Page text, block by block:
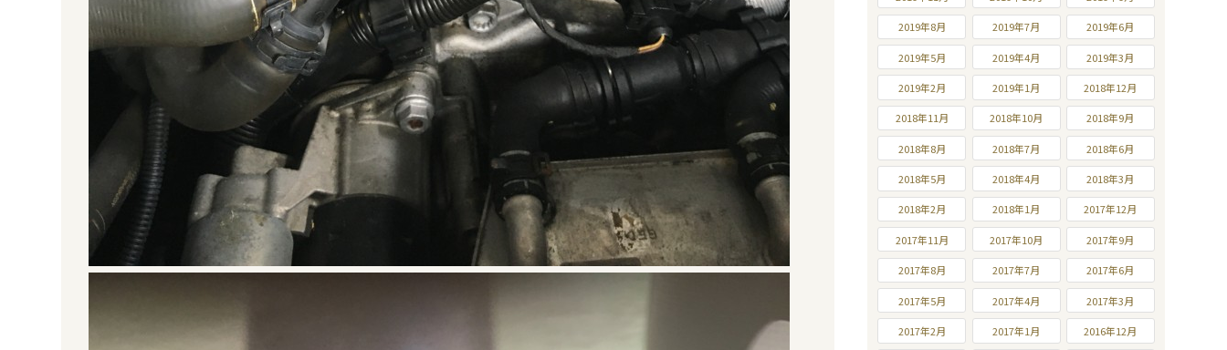
2019年8月 2019年7月 2019年6月
2019年5月 2019年4月 2019年3月
2019年2月 2019年1月 2018年12月
2018年11月 2018年10月 2018年9月
2018年8月 2018年7月 2018年6月
2018年5月 2018年4月 2018年3月
2018年2月 2018年1月 2017年12月
2017年11月 2017年10月 2017年9月
2017年8月 2017年7月 2017年6月
2017年5月 2017年4月 2017年3月
2017年2月 2017年1月 2016年12月